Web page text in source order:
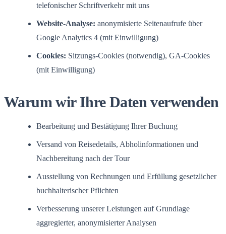
telefonischer Schriftverkehr mit uns
Website-Analyse: anonymisierte Seitenaufrufe über
Google Analytics 4 (mit Einwilligung)
Cookies: Sitzungs-Cookies (notwendig), GA-Cookies
(mit Einwilligung)
Warum wir Ihre Daten verwenden
Bearbeitung und Bestätigung Ihrer Buchung
Versand von Reisedetails, Abholinformationen und
Nachbereitung nach der Tour
Ausstellung von Rechnungen und Erfüllung gesetzlicher
buchhalterischer Pflichten
Verbesserung unserer Leistungen auf Grundlage
aggregierter, anonymisierter Analysen